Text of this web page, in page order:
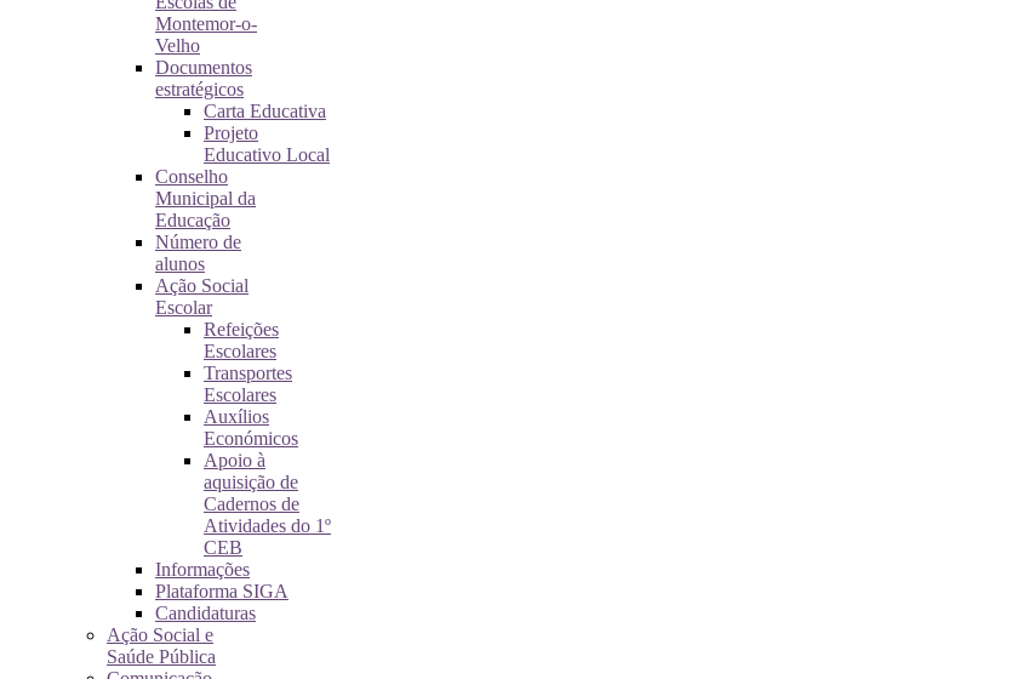
Montemor-o-
Velho
Documentos
estratégicos
Carta Educativa
Projeto
Educativo Local
Conselho
Municipal da
Educação
Número de
alunos
Ação Social
Escolar
Refeições
Escolares
Transportes
Escolares
Auxílios
Económicos
Apoio à
aquisição de
Cadernos de
Atividades do 1º
CEB
Informações
Plataforma SIGA
Candidaturas
Ação Social e
Saúde Pública